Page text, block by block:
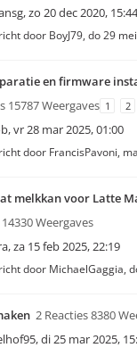
,zo 20 dec 2020, 15:44
door BoyJ79, do 29
en firmware
15787 Weergaves 1 2
,vr 28 mar 2025, 01:00
door FrancisPavoni,
melkkan voor Latte
Weergaves
,za 15 feb 2025, 22:19
door MichaelGaggia,
2 Reacties 8380
,di 25 mar 2025,